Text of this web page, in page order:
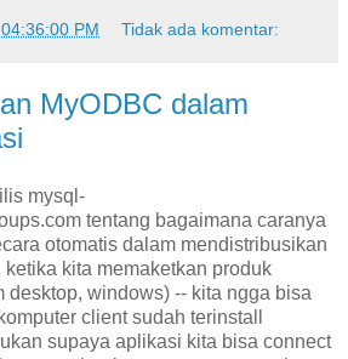
PM Tidak ada komentar:
MyODBC dalam
mysql-
tentang bagaimana caranya
otomatis dalam mendistribusikan
kita memaketkan produk
desktop, windows) -- kita ngga bisa
client sudah terinstall
supaya aplikasi kita bisa connect